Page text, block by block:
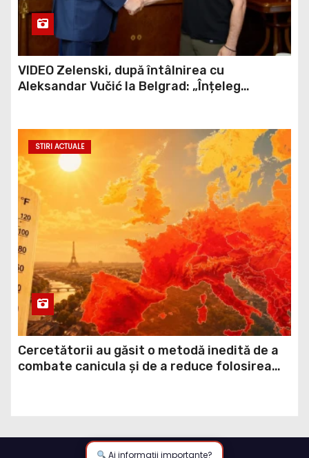
VIDEO Zelenski, după întâlnirea cu
Aleksandar Vučić la Belgrad: „Înțeleg
STIRI ACTUALE
Cercetătorii au găsit o metodă inedită de a
combate canicula și de a reduce folosirea
Ai informații importante?